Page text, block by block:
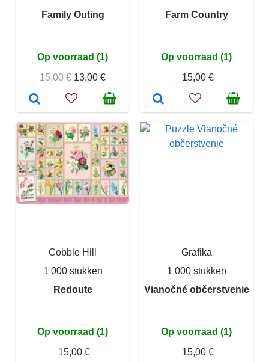
Family Outing
Op voorraad (1)
15,00 € 13,00 €
Farm Country
Op voorraad (1)
15,00 €
Cobble Hill
1 000 stukken
Redoute
Op voorraad (1)
15,00 €
Grafika
1 000 stukken
Vianočné občerstvenie
Op voorraad (1)
15,00 €